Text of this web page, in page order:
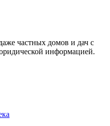
частных домов и дач с
информацией.